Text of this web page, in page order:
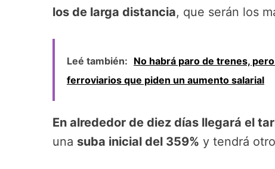
los de larga distancia, que serán los
Leé también: No habrá paro de trenes,
ferroviarios que piden un aumento salarial
En alrededor de diez días llegará el
una suba inicial del 359% y tendrá